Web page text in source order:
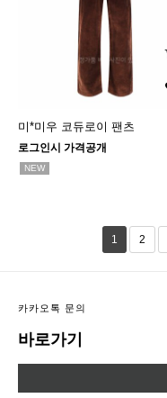
미*미우 코듀로이 팬츠
로그인시 가격공개
NEW
1 2
카카오톡 문의
바로가기